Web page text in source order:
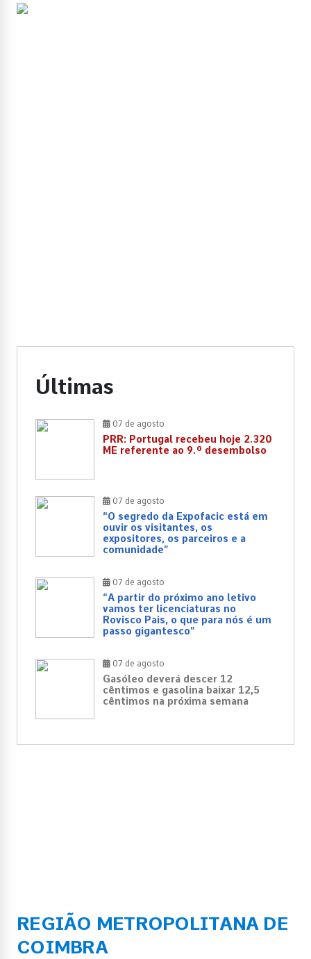
Últimas
07 de agosto
PRR: Portugal recebeu hoje 2.320
ME referente ao 9.º desembolso
07 de agosto
“O segredo da Expofacic está em
ouvir os visitantes, os
expositores, os parceiros e a
comunidade”
07 de agosto
“A partir do próximo ano letivo
vamos ter licenciaturas no
Rovisco Pais, o que para nós é um
passo gigantesco”
07 de agosto
Gasóleo deverá descer 12
cêntimos e gasolina baixar 12,5
cêntimos na próxima semana
REGIÃO METROPOLITANA DE
COIMBRA